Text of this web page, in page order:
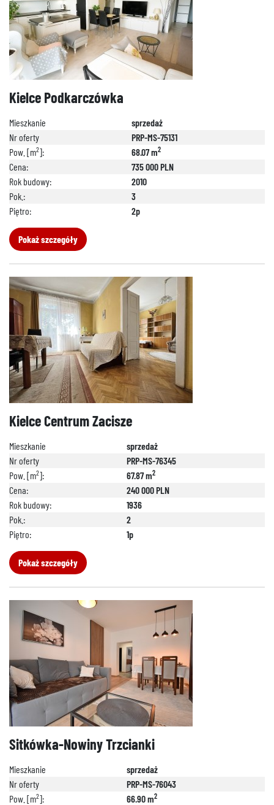
Kielce Podkarczówka
Mieszkanie
sprzedaż
Nr oferty
PRP-MS-75131
Pow. [m2]: 68.07 m2
Cena:
735 000 PLN
Rok budowy:
2010
Pok.:
3
Piętro:
2p
Pokaż szczegóły
Kielce Centrum Zacisze
Mieszkanie
sprzedaż
Nr oferty
PRP-MS-76345
Pow. [m2]: 67.87 m2
Cena:
240 000 PLN
Rok budowy:
1936
Pok.:
2
Piętro:
1p
Pokaż szczegóły
Sitkówka-Nowiny Trzcianki
Mieszkanie
sprzedaż
Nr oferty
PRP-MS-76043
Pow. [m2]: 66.90 m2